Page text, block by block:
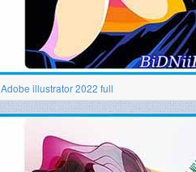
Adobe illustrator 2022 full